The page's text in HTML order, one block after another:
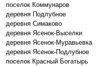
поселок Коммунаров
деревня Подлубное
деревня Симаково
деревня Ясенок-Выселки
деревня Ясенок-Муравьевка
деревня Ясенок-Подлубное
поселок Красный Богатырь